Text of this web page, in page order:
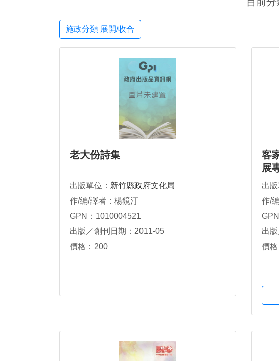
施政分類 展開/收合
老大份詩集
出版單位： 新竹縣政府文化局
作/編/譯者：楊鏡汀
GPN：1010004521
出版／創刊日期：2011-05
價格：200
客
展
出版
作/
出
價